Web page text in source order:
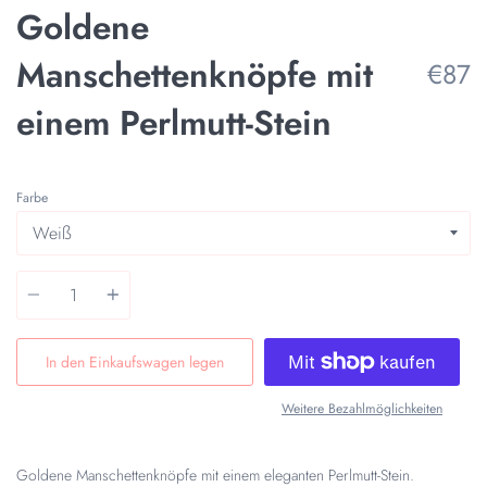
Goldene
Manschettenknöpfe mit
einem Perlmutt-Stein
€87
Farbe
In den Einkaufswagen legen
Weitere Bezahlmöglichkeiten
Goldene Manschettenknöpfe mit einem eleganten Perlmutt-Stein.